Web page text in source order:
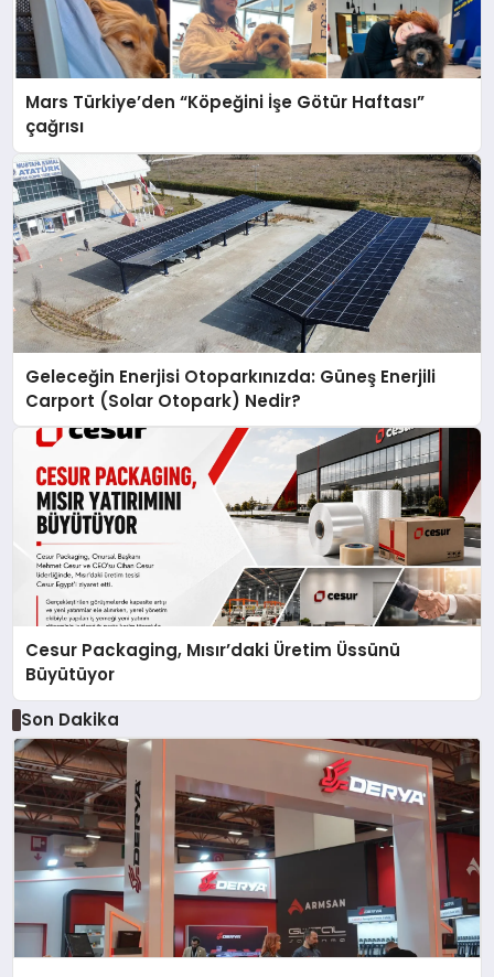
Mars Türkiye’den “Köpeğini İşe Götür Haftası”
çağrısı
Geleceğin Enerjisi Otoparkınızda: Güneş Enerjili
Carport (Solar Otopark) Nedir?
Cesur Packaging, Mısır’daki Üretim Üssünü
Büyütüyor
Son Dakika